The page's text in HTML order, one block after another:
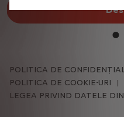
POLITICA DE
POLITICA DE COOKIE-URI
LEGEA PRIVIND DATELE